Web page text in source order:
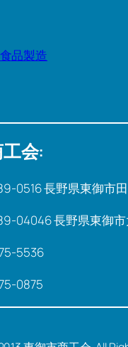
品製造
会:
0516 長野県東御市田
04046 長野県東御市
5536
0875